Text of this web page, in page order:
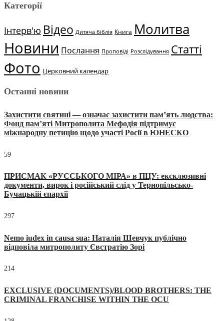
Категорії
Інтерв'ю Відео Дитяча біблія Книга Молитва
Новини Послання Проповіді Розслідування Статті
Фото Церковний календар
Останні новини
Захистити святині — означає захистити пам’ять людства:
Фонд пам’яті Митрополита Мефодія підтримує
міжнародну петицію щодо участі Росії в ЮНЕСКО
59
ПРИСМАК «РУССЬКОГО МІРА» в ПЦУ: ексклюзивні
документи, вирок і російський слід у Тернопільсько-
Бучацькій єпархії
297
Nemo iudex in causa sua: Наталія Шевчук публічно
відповіла митрополиту Євстратію Зорі
214
EXCLUSIVE (DOCUMENTS)/BLOOD BROTHERS: THE
CRIMINAL FRANCHISE WITHIN THE OCU